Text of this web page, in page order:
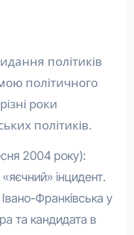
політиків
політичного
роки
політиків.
2004 року):
інцидент.
Франківська у
та кандидата в